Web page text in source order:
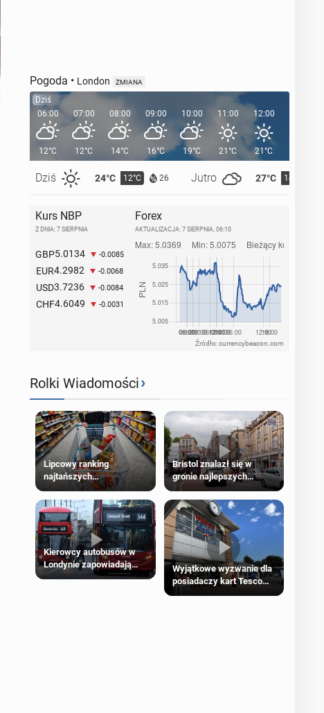
Pogoda • London ZMIANA
Dziś
06:00
12°C
Dziś 24°C 12°C 26 Jutro 27°C 14°C
07:00
12°C
08:00
14°C
09:00
16°C
10:00
19°C
11:00
21°C
12:00
21°C
Kurs NBP
Z DNIA: 7 SIERPNIA
GBP5.0134 -0.0085
EUR4.2982 -0.0068
USD3.7236 -0.0084
CHF4.6049 -0.0031
Forex
AKTUALIZACJA: 7 SIERPNIA, 06:10
Źródło: currencybeacon.com
Rolki Wiadomości›
Lipcowy ranking
najtańszych
supermarketów
Bristol znalazł się w
gronie najlepszych
kierunków podróży na
świecie
Kierowcy autobusów w
Londynie zapowiadają
strajki
Wyjątkowe wyzwanie dla
posiadaczy kart Tesco
Clubcard!